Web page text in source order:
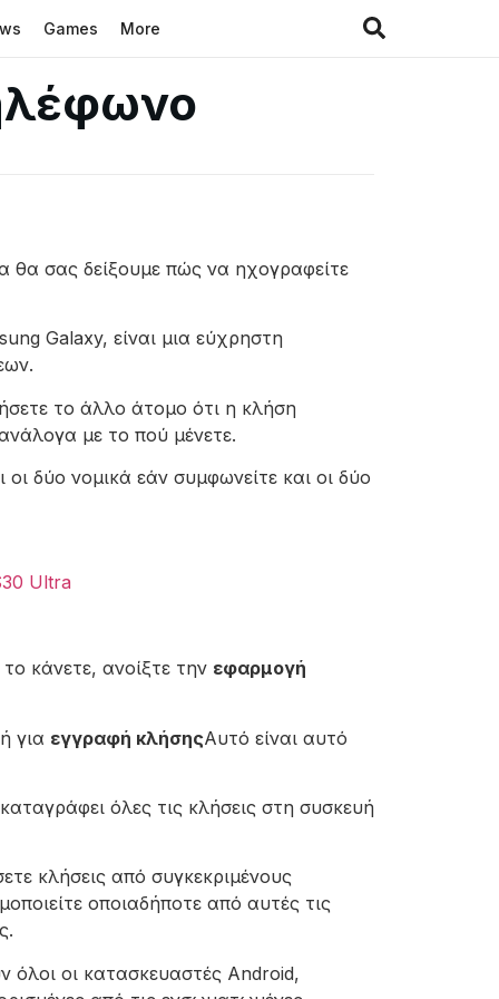
Games More
θα σας δείξουμε πώς να ηχογραφείτε
Galaxy, είναι μια εύχρηστη
το άλλο άτομο ότι η κλήση
με το πού μένετε.
δύο νομικά εάν συμφωνείτε και οι δύο
Ultra
κάνετε, ανοίξτε την εφαρμογή
για εγγραφή κλήσηςΑυτό είναι αυτό
όλες τις κλήσεις στη συσκευή
κλήσεις από συγκεκριμένους
οποιαδήποτε από αυτές τις
όλοι οι κατασκευαστές Android,